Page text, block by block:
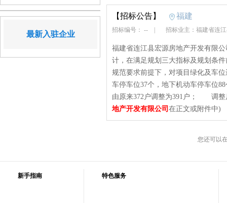
最新入驻企业
【招标公告】 福建
招标编号： -- 招标业主：福建省连
福建省连江县宏源房地产开发有限
计，在满足规划三大指标及规划条
规范要求前提下，对项目绿化及车
车停车位37个，地下机动车停车
由原来372户调整为391户； 调整
地产开发有限公司 在正文或附件中)
您还可以
新手指南 特色服务